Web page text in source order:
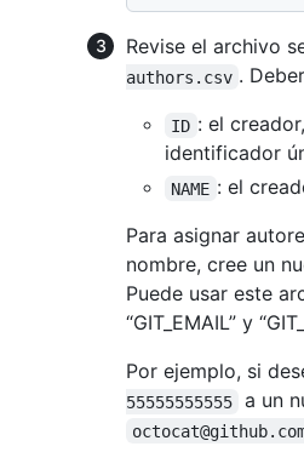
Revise el archivo
authors.csv .
ID : el
identificador
NAME : el
Para asignar
nombre, cree un
Puede usar este
“GIT_EMAIL” y
Por ejemplo, si
55555555555
a un